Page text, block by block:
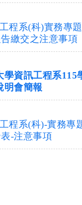
程系(科)實務專
繳交之注意事項
學資訊工程系115
明會簡報
程系(科)-實務專
-注意事項